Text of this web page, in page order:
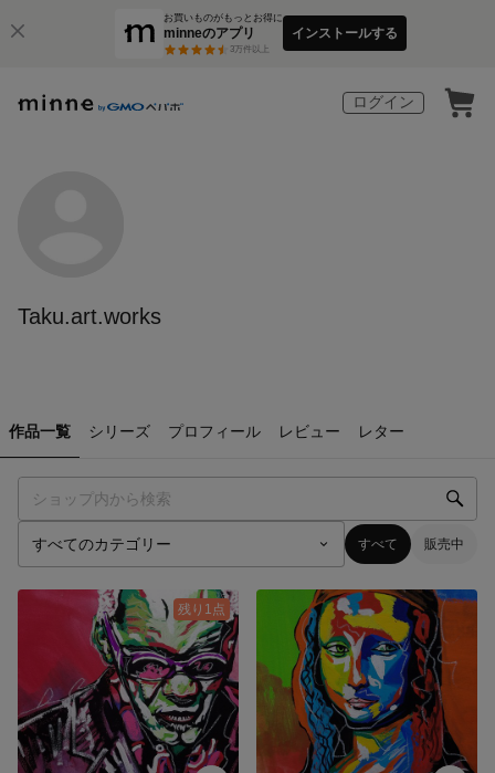
お買いものがもっとお得に
minneのアプリ
3万件以上
インストールする
ログイン
Taku.art.works
作品一覧 シリーズ プロフィール レビュー レター
すべて 販売中
残り1点